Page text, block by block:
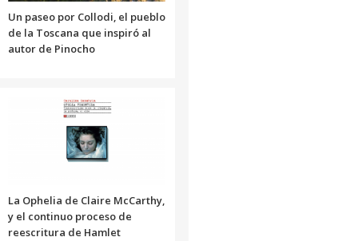
Un paseo por Collodi, el pueblo
de la Toscana que inspiró al
autor de Pinocho
La Ophelia de Claire McCarthy,
y el continuo proceso de
reescritura de Hamlet